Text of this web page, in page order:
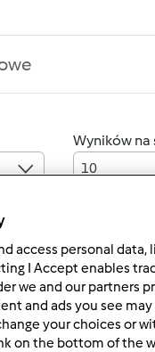
Wyników na
10
wykorzystując
access personal data,
I Accept enables
we and our partners
and ads you see
your choices or
on the bottom of the